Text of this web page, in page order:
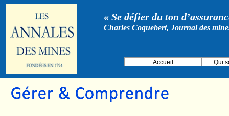
« Se défier du ton
Charles Coquebert, Journal des
Accueil Qui